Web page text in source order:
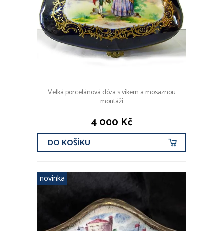
Velká porcelánová dóza s víkem a mosaznou
montáží
4 000 Kč
DO KOŠÍKU
novinka